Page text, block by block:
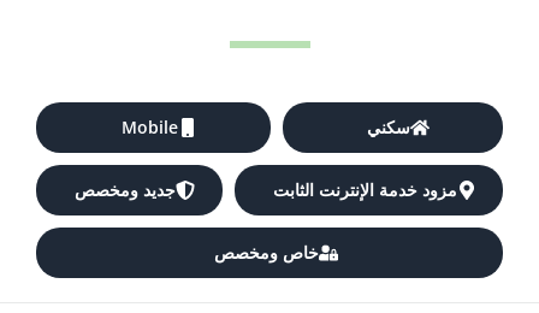
سكني Mobile
مزود خدمة الإنترنت الثابت جديد ومخصص
خاص ومخصص